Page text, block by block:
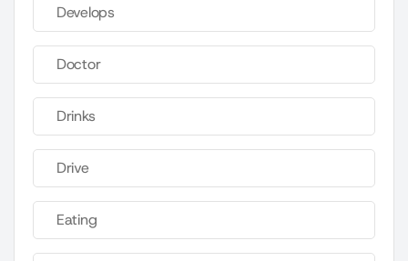
Develops
Doctor
Drinks
Drive
Eating